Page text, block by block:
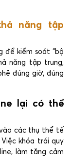
năng tập
để kiểm soát “bộ
năng tập trung,
đúng giờ, đúng
lại có thể
các thụ thể tế
khóa trái quy
làm tăng cảm